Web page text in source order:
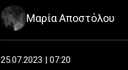
Μαρία Αποστόλου
25.07.2023 | 07:20